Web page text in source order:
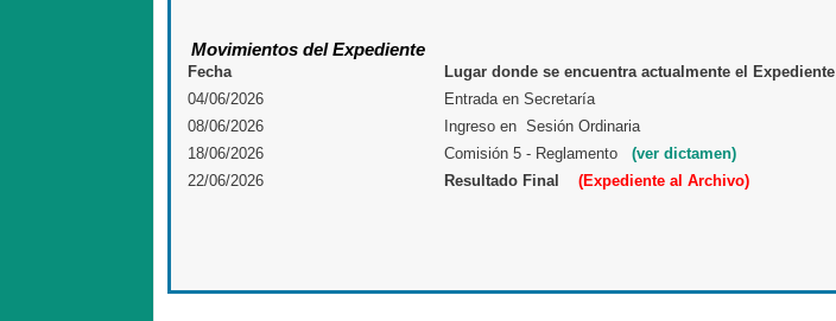
Movimientos del Expediente
Fecha
Lugar donde se encuentra actualmente el Expediente
04/06/2026
Entrada en Secretaría
08/06/2026
Ingreso en Sesión Ordinaria
18/06/2026
Comisión 5 - Reglamento (ver dictamen)
22/06/2026
Resultado Final (Expediente al Archivo)